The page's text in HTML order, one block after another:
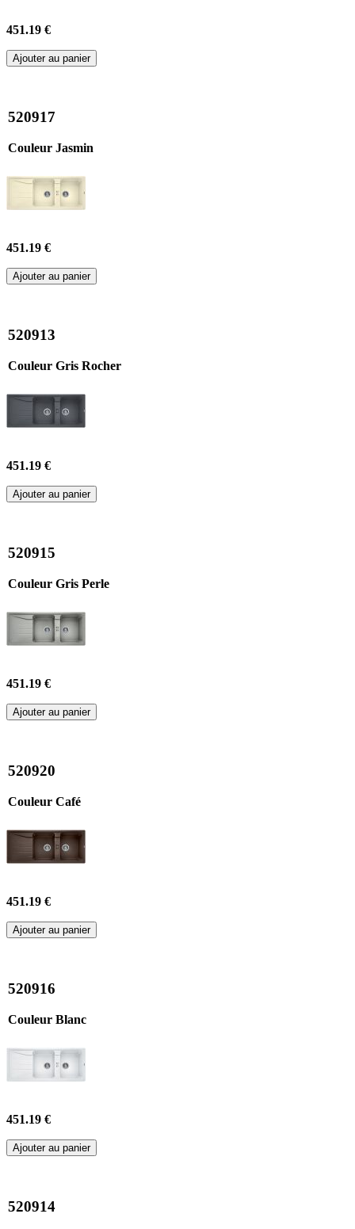
451.19 €
Ajouter au panier
520917
Couleur Jasmin
451.19 €
Ajouter au panier
520913
Couleur Gris Rocher
451.19 €
Ajouter au panier
520915
Couleur Gris Perle
451.19 €
Ajouter au panier
520920
Couleur Café
451.19 €
Ajouter au panier
520916
Couleur Blanc
451.19 €
Ajouter au panier
520914